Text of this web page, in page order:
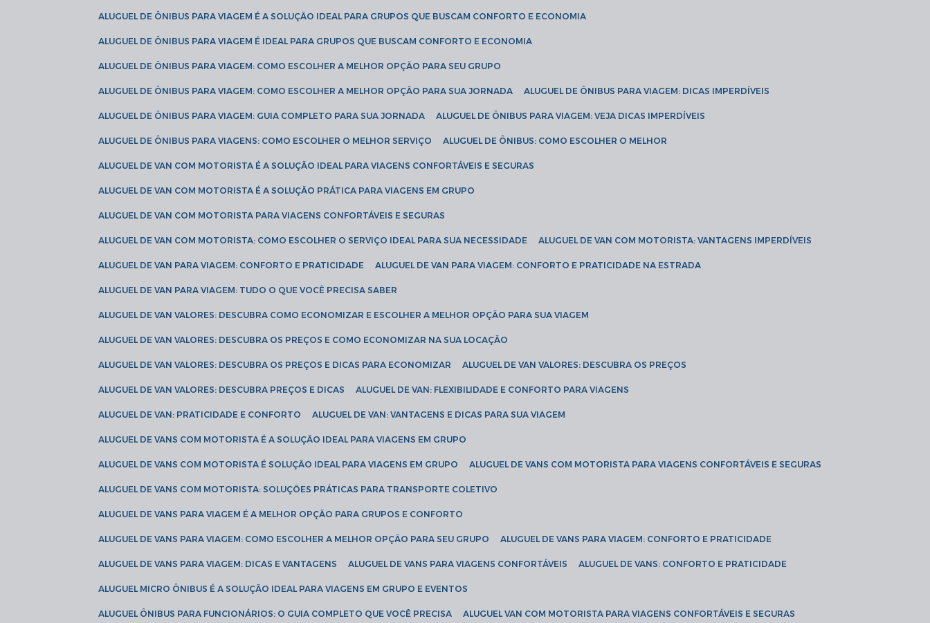
ALUGUEL DE ÔNIBUS PARA VIAGEM É A SOLUÇÃO IDEAL PARA GRUPOS QUE BUSCAM CONFORTO E ECONOMIA
ALUGUEL DE ÔNIBUS PARA VIAGEM É IDEAL PARA GRUPOS QUE BUSCAM CONFORTO E ECONOMIA
ALUGUEL DE ÔNIBUS PARA VIAGEM: COMO ESCOLHER A MELHOR OPÇÃO PARA SEU GRUPO
ALUGUEL DE ÔNIBUS PARA VIAGEM: COMO ESCOLHER A MELHOR OPÇÃO PARA SUA JORNADA ALUGUEL DE ÔNIBUS PARA VIAGEM: DICAS IMPERDÍVEIS
ALUGUEL DE ÔNIBUS PARA VIAGEM: GUIA COMPLETO PARA SUA JORNADA ALUGUEL DE ÔNIBUS PARA VIAGEM: VEJA DICAS IMPERDÍVEIS
ALUGUEL DE ÔNIBUS PARA VIAGENS: COMO ESCOLHER O MELHOR SERVIÇO ALUGUEL DE ÔNIBUS: COMO ESCOLHER O MELHOR
ALUGUEL DE VAN COM MOTORISTA É A SOLUÇÃO IDEAL PARA VIAGENS CONFORTÁVEIS E SEGURAS
ALUGUEL DE VAN COM MOTORISTA É A SOLUÇÃO PRÁTICA PARA VIAGENS EM GRUPO
ALUGUEL DE VAN COM MOTORISTA PARA VIAGENS CONFORTÁVEIS E SEGURAS
ALUGUEL DE VAN COM MOTORISTA: COMO ESCOLHER O SERVIÇO IDEAL PARA SUA NECESSIDADE ALUGUEL DE VAN COM MOTORISTA: VANTAGENS IMPERDÍVEIS
ALUGUEL DE VAN PARA VIAGEM: CONFORTO E PRATICIDADE ALUGUEL DE VAN PARA VIAGEM: CONFORTO E PRATICIDADE NA ESTRADA
ALUGUEL DE VAN PARA VIAGEM: TUDO O QUE VOCÊ PRECISA SABER
ALUGUEL DE VAN VALORES: DESCUBRA COMO ECONOMIZAR E ESCOLHER A MELHOR OPÇÃO PARA SUA VIAGEM
ALUGUEL DE VAN VALORES: DESCUBRA OS PREÇOS E COMO ECONOMIZAR NA SUA LOCAÇÃO
ALUGUEL DE VAN VALORES: DESCUBRA OS PREÇOS E DICAS PARA ECONOMIZAR ALUGUEL DE VAN VALORES: DESCUBRA OS PREÇOS
ALUGUEL DE VAN VALORES: DESCUBRA PREÇOS E DICAS ALUGUEL DE VAN: FLEXIBILIDADE E CONFORTO PARA VIAGENS
ALUGUEL DE VAN: PRATICIDADE E CONFORTO ALUGUEL DE VAN: VANTAGENS E DICAS PARA SUA VIAGEM
ALUGUEL DE VANS COM MOTORISTA É A SOLUÇÃO IDEAL PARA VIAGENS EM GRUPO
ALUGUEL DE VANS COM MOTORISTA É SOLUÇÃO IDEAL PARA VIAGENS EM GRUPO ALUGUEL DE VANS COM MOTORISTA PARA VIAGENS CONFORTÁVEIS E SEGURAS
ALUGUEL DE VANS COM MOTORISTA: SOLUÇÕES PRÁTICAS PARA TRANSPORTE COLETIVO
ALUGUEL DE VANS PARA VIAGEM É A MELHOR OPÇÃO PARA GRUPOS E CONFORTO
ALUGUEL DE VANS PARA VIAGEM: COMO ESCOLHER A MELHOR OPÇÃO PARA SEU GRUPO ALUGUEL DE VANS PARA VIAGEM: CONFORTO E PRATICIDADE
ALUGUEL DE VANS PARA VIAGEM: DICAS E VANTAGENS ALUGUEL DE VANS PARA VIAGENS CONFORTÁVEIS ALUGUEL DE VANS: CONFORTO E PRATICIDADE
ALUGUEL MICRO ÔNIBUS É A SOLUÇÃO IDEAL PARA VIAGENS EM GRUPO E EVENTOS
ALUGUEL ÔNIBUS PARA FUNCIONÁRIOS: O GUIA COMPLETO QUE VOCÊ PRECISA ALUGUEL VAN COM MOTORISTA PARA VIAGENS CONFORTÁVEIS E SEGURAS